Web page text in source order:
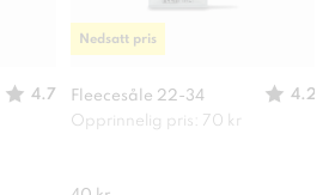
4.7
Fleecesåle 22-34
4.2
Opprinnelig pris: 70 kr
Nedsatt pris